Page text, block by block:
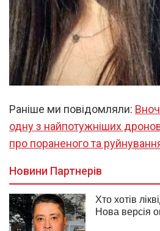
Раніше ми повідомляли:
одну з найпотужніших
про пораненого та